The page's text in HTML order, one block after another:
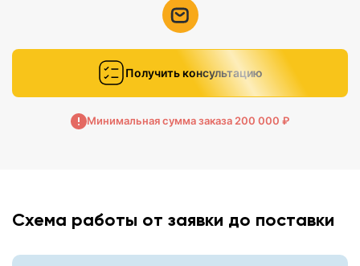
Получить консультацию
Минимальная сумма заказа 200 000 ₽
Схема работы от заявки до поставки